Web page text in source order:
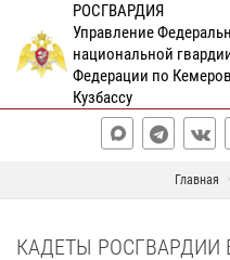
РОСГВАРДИЯ
Управление
национальной
Федерации по
Кузбассу
Главная
КАДЕТЫ РОСГВАРДИИ